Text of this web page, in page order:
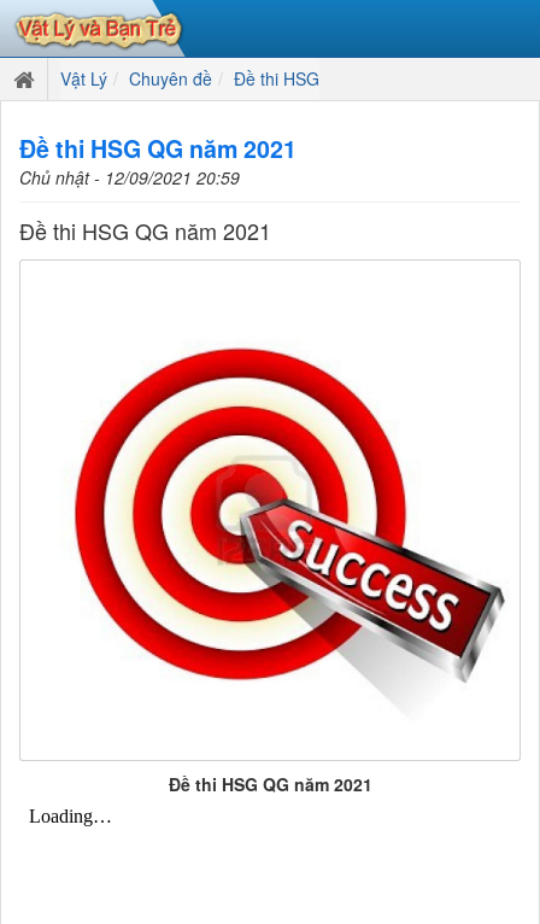
Vật Lý Chuyên đề Đề thi HSG
Đề thi HSG QG năm 2021
Chủ nhật - 12/09/2021 20:59
Đề thi HSG QG năm 2021
Đề thi HSG QG năm 2021